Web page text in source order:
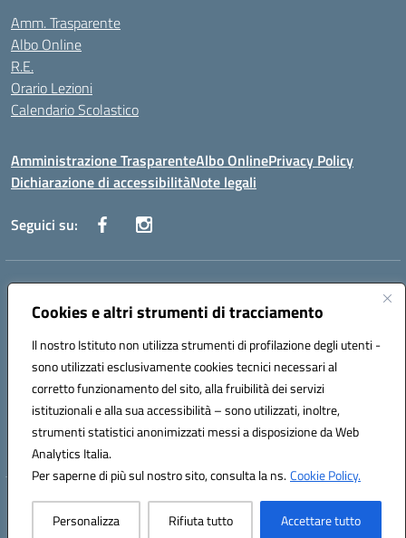
Cookies e altri strumenti di tracciamento
Il nostro Istituto non utilizza strumenti di profilazione degli utenti -
sono utilizzati esclusivamente cookies tecnici necessari al
corretto funzionamento del sito, alla fruibilità dei servizi
istituzionali e alla sua accessibilità – sono utilizzati, inoltre,
strumenti statistici anonimizzati messi a disposizione da Web
Analytics Italia.
Per saperne di più sul nostro sito, consulta la ns.Cookie Policy.
Personalizza Rifiuta tutto Accettare tutto
Amm. Trasparente
Albo Online
R.E.
Orario Lezioni
Calendario Scolastico
Amministrazione TrasparenteAlbo OnlinePrivacy Policy
Dichiarazione di accessibilitàNote legali
Seguici su:
Indirizzo:Via Vecchini n. 2, Ancona 60123 - Via M. Marini n. 33, Ancona
60129
Posta elettronica certificata (PEC):anis01200g@pec.istruzione.it
Codice fiscale: 93122280428
Codice meccanografico:ANIS01200G
Codice Indice delle Pubbliche Amministrazioni (IPA): istsc_ANIS01200G
Codice unico di fatturazione (CUF): UF434M
Hosting & Powered by 3D Solution S.r.l.
Concept & Design by Designers Italia